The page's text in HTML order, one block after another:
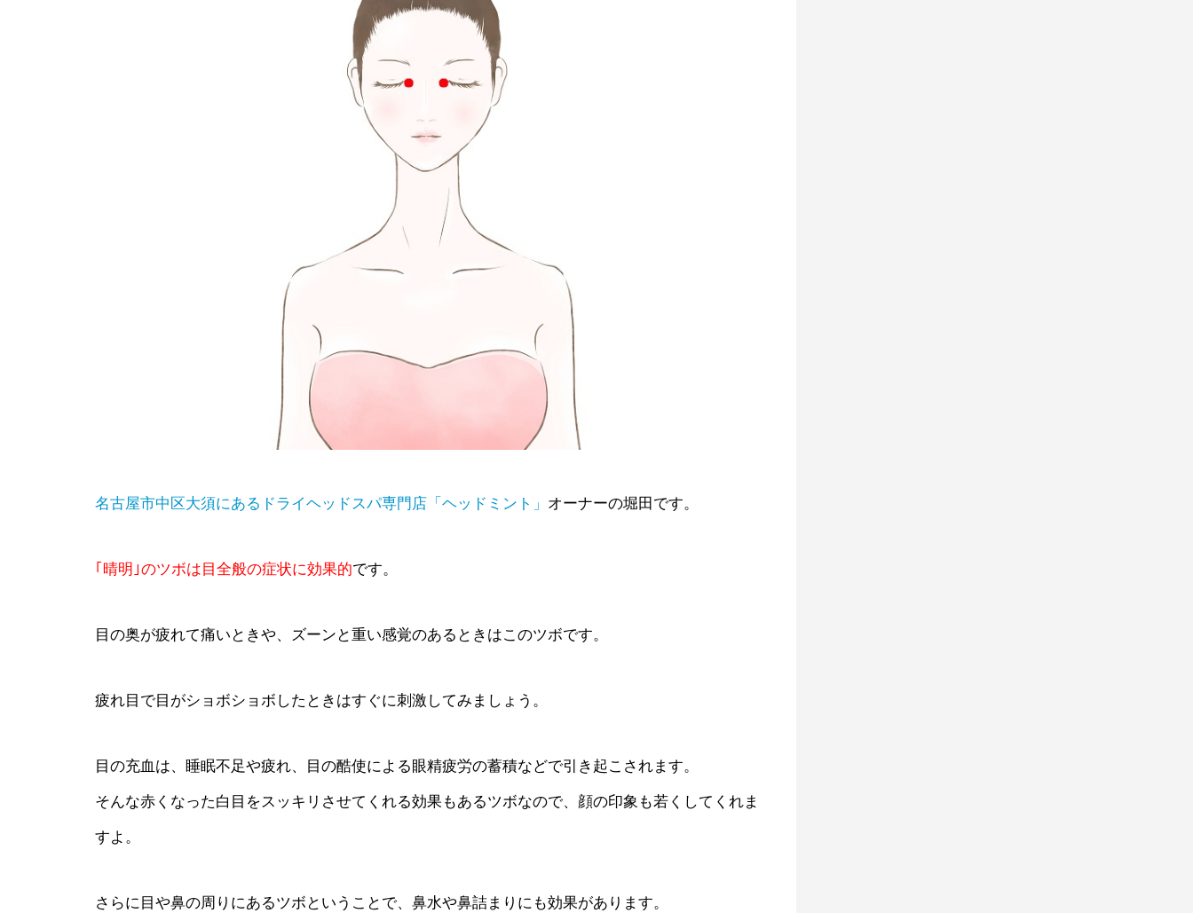
名古屋市中区大須にあるドライヘッドスパ専門店「ヘッドミント」 オーナーの堀田です。
｢晴明｣のツボは目全般の症状に効果的です。
目の奥が疲れて痛いときや、ズーンと重い感覚のあるときはこのツボです。
疲れ目で目がショボショボしたときはすぐに刺激してみましょう。
目の充血は、睡眠不足や疲れ、目の酷使による眼精疲労の蓄積などで引き起こされます。
そんな赤くなった白目をスッキリさせてくれる効果もあるツボなので、顔の印象も若くしてくれま
すよ。
さらに目や鼻の周りにあるツボということで、鼻水や鼻詰まりにも効果があります。